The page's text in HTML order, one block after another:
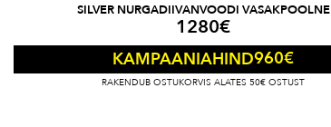
SILVER NURGADIIVANVOODI VASAKPOOLNE
1280€
KAMPAANIAHIND960€
RAKENDUB OSTUKORVIS ALATES 50€ OSTUST